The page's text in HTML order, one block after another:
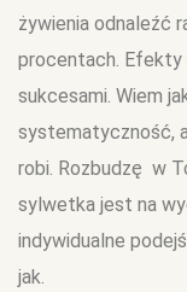
żywienia odnaleźć
procentach. Efekty
sukcesami. Wiem
systematyczność,
robi. Rozbudzę w
sylwetka jest na
indywidualne
jak.